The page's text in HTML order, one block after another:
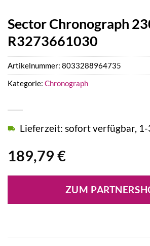
Sector Chronograph
R3273661030
189,79 €
Lieferzeit: sofort verfügbar,
ZUM
Artikelnummer: 8033288964735
Kategorie: Chronograph